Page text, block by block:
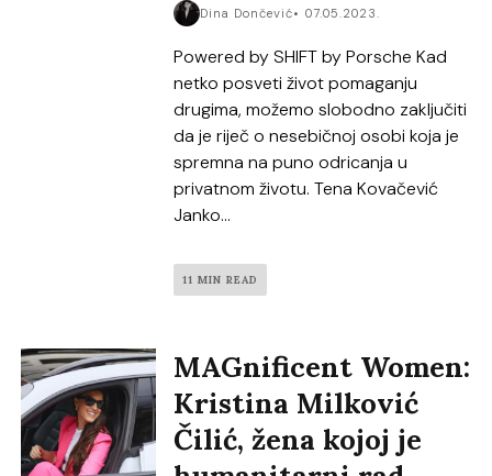
Dina Dončević 07.05.2023.
Powered by SHIFT by Porsche Kad
netko posveti život pomaganju
drugima, možemo slobodno zaključiti
da je riječ o nesebičnoj osobi koja je
spremna na puno odricanja u
privatnom životu. Tena Kovačević
Janko...
11 MIN READ
MAGnificent Women:
Kristina Milković
Čilić, žena kojoj je